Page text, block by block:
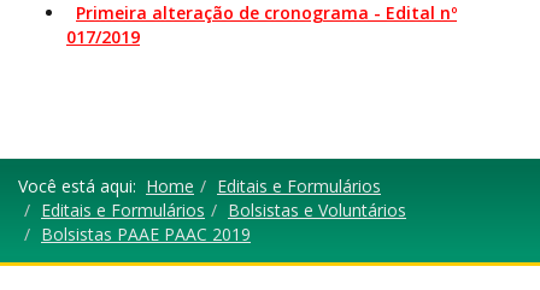
Primeira alteração de cronograma - Edital nº
017/2019
Você está aqui: Home
Editais e Formulários
Editais e Formulários
Bolsistas e Voluntários
Bolsistas PAAE PAAC 2019